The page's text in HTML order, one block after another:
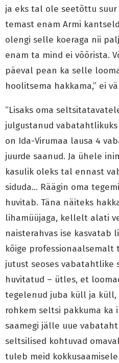
ja eks tal ole seetõttu suur
temast enam Armi
olengi selle koeraga nii
enam ta mind ei võõrista.
päeval pean ka selle
hoolitsema hakkama,” ei
“Lisaks oma
julgustanud
on Ida-Virumaa lausa 4
juurde saanud. Ja ühele
kasulik oleks tal ennast
siduda… Räägin oma
huvitab. Täna näiteks
lihamüüjaga, kellelt alati
naisterahvas ise kasvatab
kõige professionaalsemalt
jutust seoses vabatahtlike
huvitatud – ütles, et
tegelenud juba küll ja küll,
rohkem seltsi pakkuma ka
saamegi jälle uue
seltsilised kohtuvad
tuleb meid